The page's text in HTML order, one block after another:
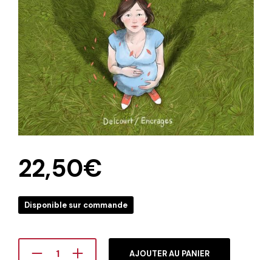
22,50€
Disponible sur commande
AJOUTER AU PANIER